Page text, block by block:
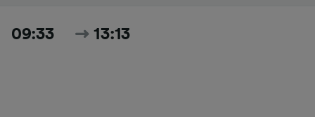
09:33 13:13